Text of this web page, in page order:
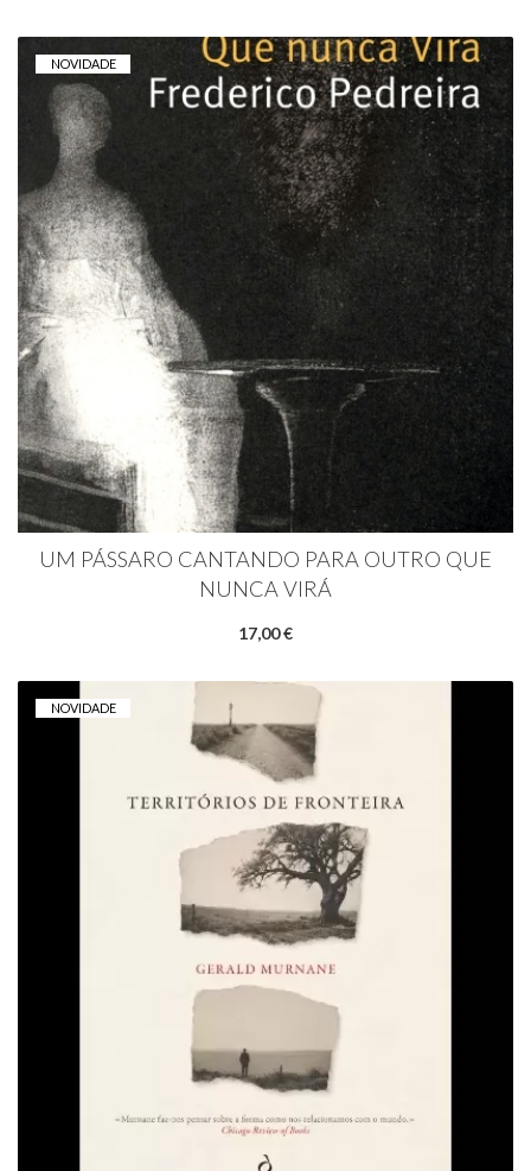
NOVIDADE
UM PÁSSARO CANTANDO PARA OUTRO QUE
NUNCA VIRÁ
17,00 €
NOVIDADE